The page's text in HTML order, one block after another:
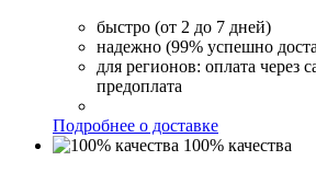
быстро (от 2 до 7 дней)
надежно (99% успешно
для регионов: оплата через
предоплата
Подробнее о доставке
100% качества